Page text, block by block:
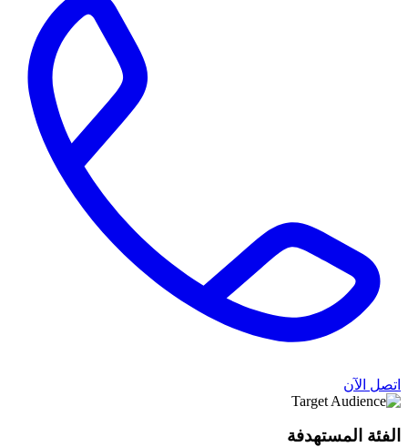
اتصل الآن
الفئة المستهدفة